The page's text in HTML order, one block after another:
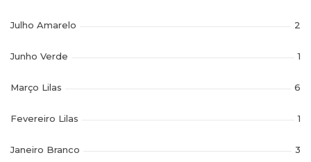
Julho Amarelo 2
Junho Verde 1
Março Lilas 6
Fevereiro Lilas 1
Janeiro Branco 3